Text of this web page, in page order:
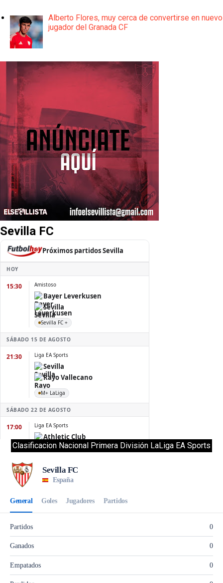
Alberto Flores, muy cerca de convertirse en nuevo
jugador del Granada CF
Sevilla FC
Clasificacion Nacional Primera División LaLiga EA Sports